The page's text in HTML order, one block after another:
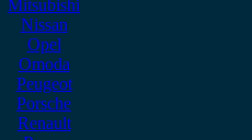
Mitsubishi
Nissan
Opel
Omoda
Peugeot
Porsche
Renault